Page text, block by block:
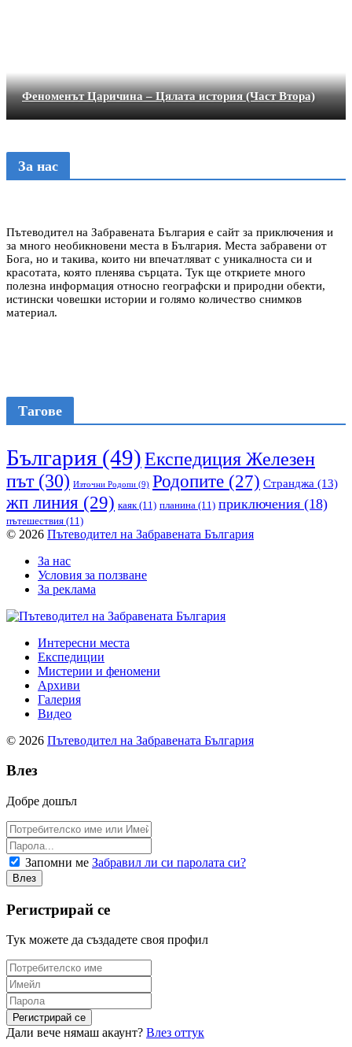
Феноменът Царичина – Цялата история (Част Втора)
За нас
Пътеводител на Забравената България е сайт за приключения и
за много необикновени места в България. Места забравени от
Бога, но и такива, които ни впечатляват с уникалноста си и
красотата, която пленява сърцата. Тук ще откриете много
полезна информация относно географски и природни обекти,
истински човешки истории и голямо количество снимков
материал.
Тагове
България (49)Експедиция Железен
път(30) Източни Родопи (9) Родопите (27) Странджа (13)
жп линия (29) каяк (11) планина (11) приключения (18)
пътешествия (11)
© 2026 Пътеводител на Забравената България
За нас
Условия за ползване
За реклама
Интересни места
Експедиции
Мистерии и феномени
Архиви
Галерия
Видео
© 2026 Пътеводител на Забравената България
Влез
Добре дошъл
Запомни ме Забравил ли си паролата си?
Регистрирай се
Тук можете да създадете своя профил
Дали вече нямаш акаунт? Влез оттук